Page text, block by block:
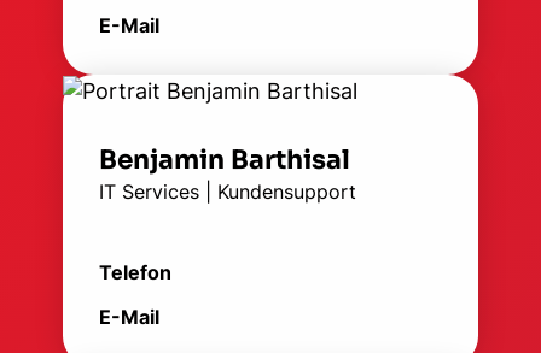
E-Mail
Benjamin Barthisal
IT Services | Kundensupport
Telefon
E-Mail